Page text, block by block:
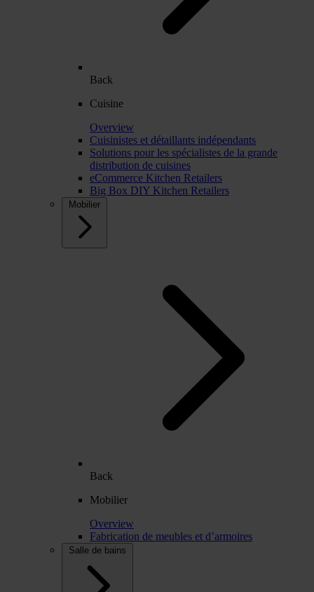
Back
Cuisine
Overview
Cuisinistes et détaillants indépendants
Solutions pour les spécialistes de la grande
distribution de cuisines
eCommerce Kitchen Retailers
Big Box DIY Kitchen Retailers
Mobilier
Back
Mobilier
Overview
Fabrication de meubles et d’armoires
Salle de bains